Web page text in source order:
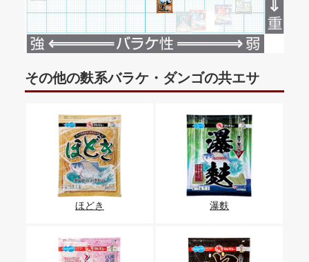
その他の麩系バラケ・ダンゴの共エサ
ほどき 瀑麩